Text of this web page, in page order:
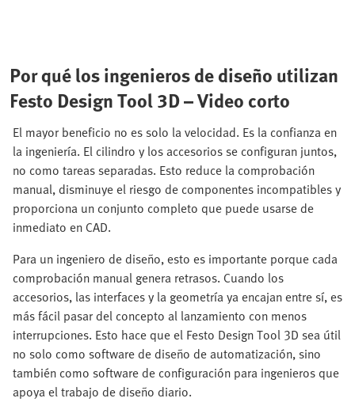
Por qué los ingenieros de diseño utilizan
Festo Design Tool 3D – Video corto
El mayor beneficio no es solo la velocidad. Es la confianza en
la ingeniería. El cilindro y los accesorios se configuran juntos,
no como tareas separadas. Esto reduce la comprobación
manual, disminuye el riesgo de componentes incompatibles y
proporciona un conjunto completo que puede usarse de
inmediato en CAD.
Para un ingeniero de diseño, esto es importante porque cada
comprobación manual genera retrasos. Cuando los
accesorios, las interfaces y la geometría ya encajan entre sí, es
más fácil pasar del concepto al lanzamiento con menos
interrupciones. Esto hace que el Festo Design Tool 3D sea útil
no solo como software de diseño de automatización, sino
también como software de configuración para ingenieros que
apoya el trabajo de diseño diario.